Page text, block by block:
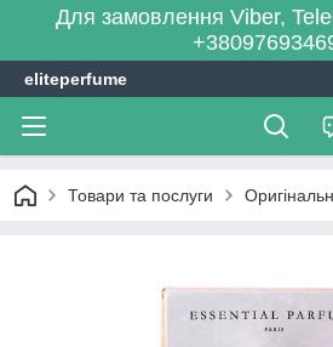
Для замовлення Viber,
eliteperfume
Товари та послуги